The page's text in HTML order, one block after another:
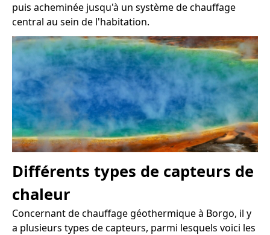
puis acheminée jusqu'à un système de chauffage
central au sein de l'habitation.
Différents types de capteurs de
chaleur
Concernant de chauffage géothermique à Borgo, il y
a plusieurs types de capteurs, parmi lesquels voici les